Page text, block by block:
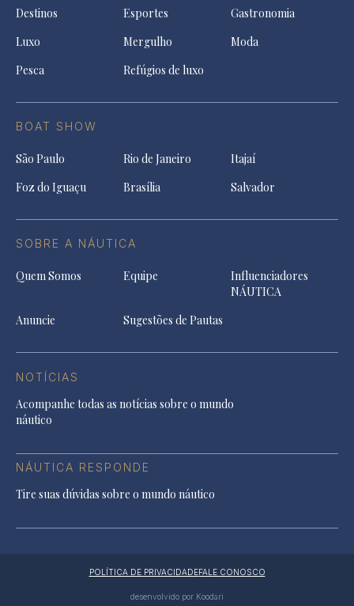
Destinos Esportes
Gastronomia
Luxo
Mergulho
Moda
Pesca
Refúgios de luxo
BOAT SHOW
São Paulo Rio de Janeiro
Itajaí
Foz do Iguaçu
Brasília Salvador
SOBRE A NÁUTICA
Quem Somos Equipe
Influenciadores
NÁUTICA
Anuncie
Sugestões de Pautas
NOTÍCIAS
Acompanhe todas as notícias sobre o mundo
náutico
NÁUTICA RESPONDE
Tire suas dúvidas sobre o mundo náutico
POLÍTICA DE PRIVACIDADEFALE CONOSCO
desenvolvido por Koodari